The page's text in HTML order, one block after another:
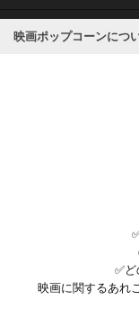
映画ポップコーンにつ
✅
映画に関するあれ